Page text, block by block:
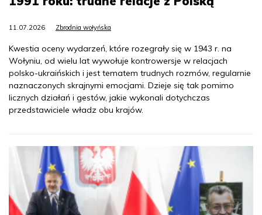
11.07.2026 Zbrodnia wołyńska
Kwestia oceny wydarzeń, które rozegrały się w 1943 r. na
Wołyniu, od wielu lat wywołuje kontrowersje w relacjach
polsko-ukraińskich i jest tematem trudnych rozmów, regularnie
naznaczonych skrajnymi emocjami. Dzieje się tak pomimo
licznych działań i gestów, jakie wykonali dotychczas
przedstawiciele władz obu krajów.